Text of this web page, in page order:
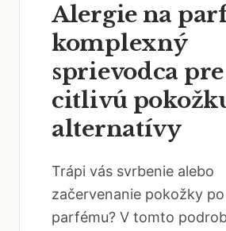
Alergie na
komplexný
sprievodca pre
citlivú
alternatívy
Trápi vás svrbenie alebo
začervenanie pokožky
parfému? V tomto